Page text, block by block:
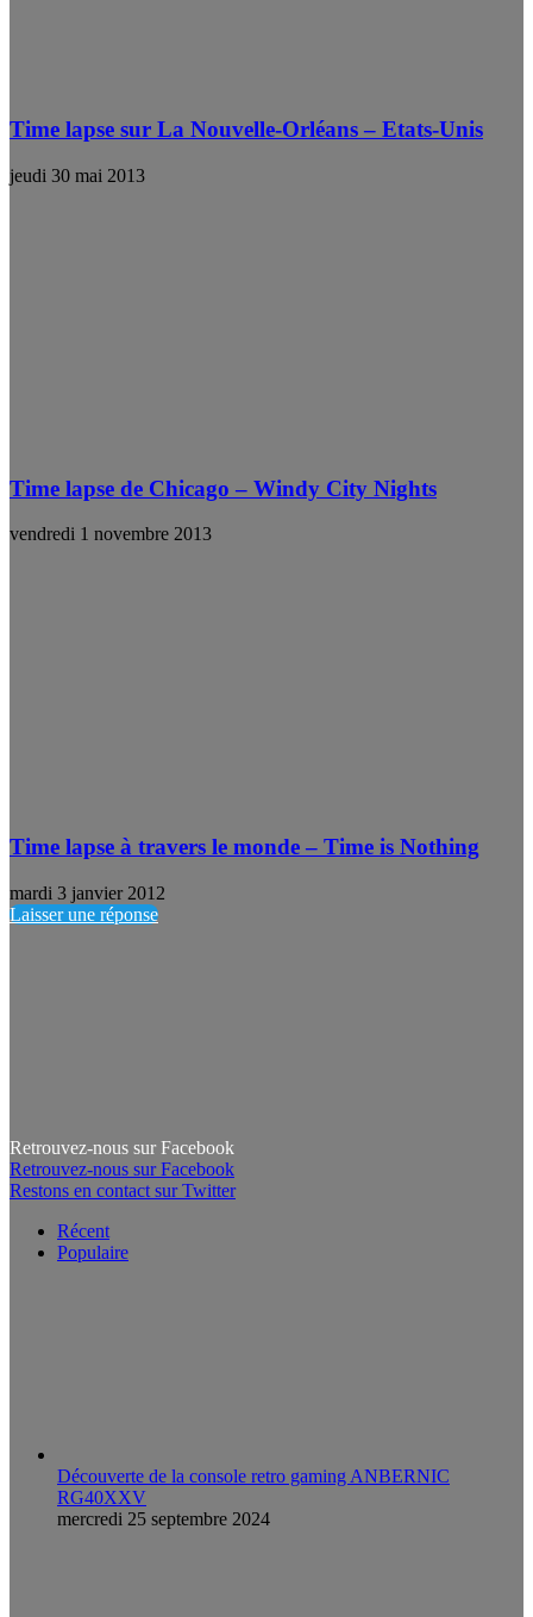
Time lapse sur La Nouvelle-Orléans – Etats-Unis
jeudi 30 mai 2013
Time lapse de Chicago – Windy City Nights
vendredi 1 novembre 2013
Time lapse à travers le monde – Time is Nothing
mardi 3 janvier 2012
Laisser une réponse
Retrouvez-nous sur Facebook
Retrouvez-nous sur Facebook
Restons en contact sur Twitter
Récent
Populaire
Découverte de la console retro gaming ANBERNIC
RG40XXV
mercredi 25 septembre 2024